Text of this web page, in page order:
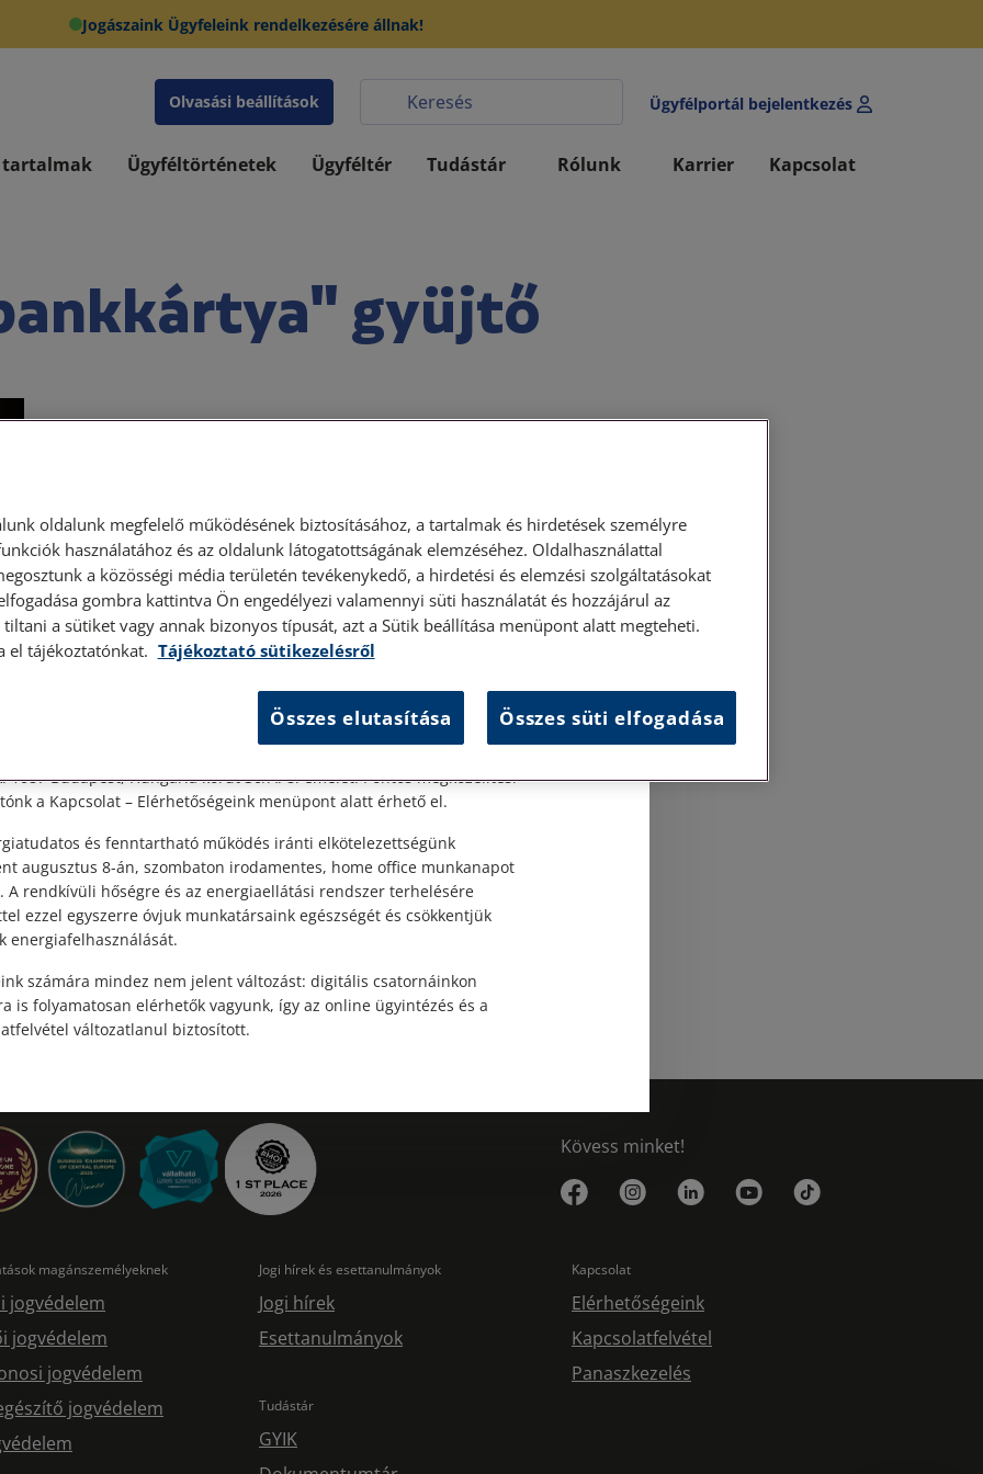
Jogászaink Ügyfeleink rendelkezésére állnak!
Olvasási beállítások Ügyfélportál bejelentkezés
tartalmak Ügyféltörténetek Ügyféltér Tudástár Rólunk Karrier Kapcsolat
gyüjtő
Kövess minket!
magánszemélyeknek
jogvédelem
jogvédelem
jogvédelem
jogvédelem
Jogi hírek és esettanulmányok
Jogi hírek
Esettanulmányok
Tudástár
GYIK
Kapcsolat
Elérhetőségeink
Kapcsolatfelvétel
Panaszkezelés
ügyfélfogadás
ügyfélszolgálatunk telefonon történő előzetes időpontegyeztetés
1087 Budapest, Hungária körút 30/A. 8. emelet. Pontos megközelítési
a Kapcsolat – Elérhetőségeink menüpont alatt érhető el.
és fenntartható működés iránti elkötelezettségünk
augusztus 8-án, szombaton irodamentes, home office munkanapot
A rendkívüli hőségre és az energiaellátási rendszer terhelésére
ezzel egyszerre óvjuk munkatársaink egészségét és csökkentjük
energiafelhasználását.
számára mindez nem jelent változást: digitális csatornáinkon
is folyamatosan elérhetők vagyunk, így az online ügyintézés és a
változatlanul biztosított.
oldalunk megfelelő működésének biztosításához, a tartalmak és hirdetések személyre
használatához és az oldalunk látogatottságának elemzéséhez. Oldalhasználattal
a közösségi média területén tevékenykedő, a hirdetési és elemzési szolgáltatásokat
gombra kattintva Ön engedélyezi valamennyi süti használatát és hozzájárul az
tiltani a sütiket vagy annak bizonyos típusát, azt a Sütik beállítása menüpont alatt megteheti.
el tájékoztatónkat. Tájékoztató sütikezelésről
Összes elutasítása Összes süti elfogadása